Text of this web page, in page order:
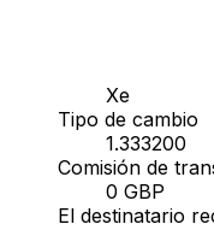
Xe
Tipo de cambio
1.333200
Comisión de
0 GBP
El destinatario